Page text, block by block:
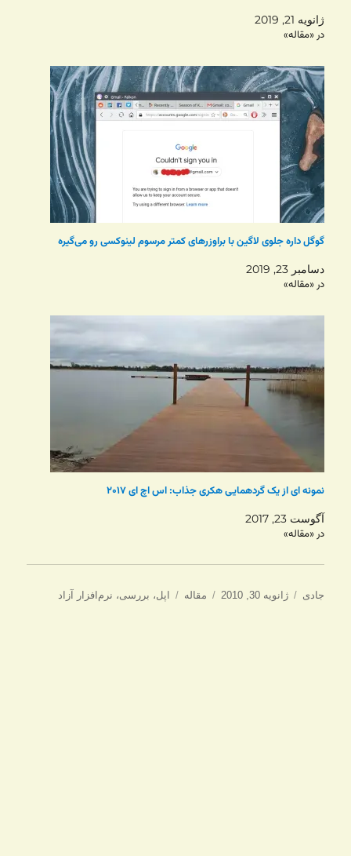
ژانویه 21, 2019
در «مقاله»
گوگل داره جلوی لاگین با براوزرهای کمتر مرسوم لینوکسی رو می‌گیره
دسامبر 23, 2019
در «مقاله»
نمونه ای از یک گردهمایی هکری جذاب: اس اچ ای ۲۰۱۷
آگوست 23, 2017
در «مقاله»
نویسنده
جادی
ارسال
ژانویه 30, 2010 دسته‌ها
مقاله برچسب‌ها
اپل، بررسی، نرم‌افزار آزاد